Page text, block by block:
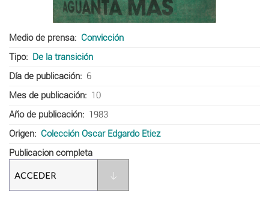
Medio de prensa
Convicción
Tipo
De la transición
Día de publicación
6
Mes de publicación
10
Año de publicación
1983
Origen
Colección Oscar Edgardo Etiez
Publicacion completa